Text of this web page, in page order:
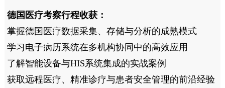
德国医疗考察行程收获：
掌握德国医疗数据采集、存储与分析的成熟模式
学习电子病历系统在多机构协同中的高效应用
了解智能设备与HIS系统集成的实战案例
获取远程医疗、精准诊疗与患者安全管理的前沿经验